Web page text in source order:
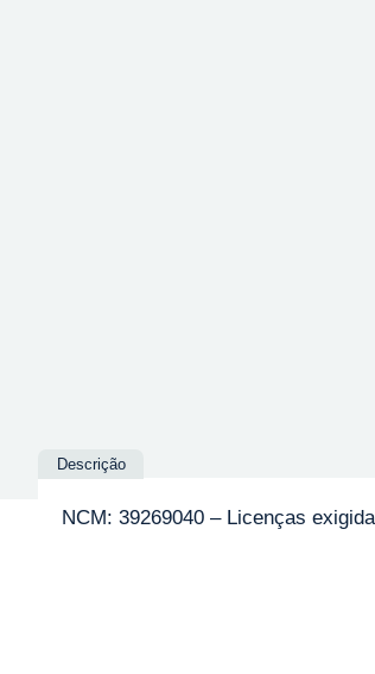
Descrição
NCM: 39269040 – Licenças